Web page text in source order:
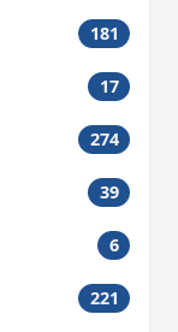
181
17
274
39
6
221